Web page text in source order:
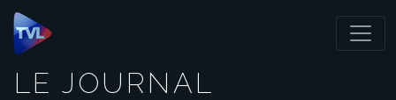
Panneau de gestion des cookies
LE JOURNAL